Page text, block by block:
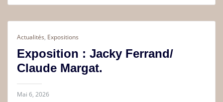
Actualités, Expositions
Exposition : Jacky Ferrand/
Claude Margat.
Mai 6, 2026